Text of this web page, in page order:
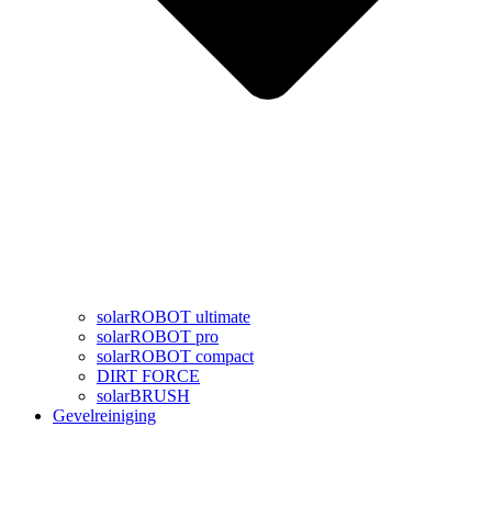
solarROBOT ultimate
solarROBOT pro
solarROBOT compact
DIRT FORCE
solarBRUSH
Gevelreiniging